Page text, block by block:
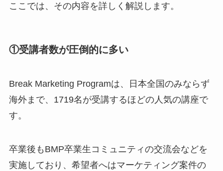
ここでは、その内容を詳しく解説します。
①受講者数が圧倒的に多い
Break Marketing Programは、日本全国のみならず
海外まで、1719名が受講するほどの人気の講座で
す。
卒業後もBMP卒業生コミュニティの交流会などを
実施しており、希望者へはマーケティング案件の